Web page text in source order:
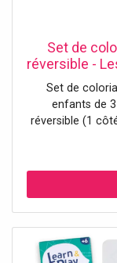
Set de
réversible -
Set de
enfants de
réversible (1
- Non poreux
chiffon et de
1/EN71-2/